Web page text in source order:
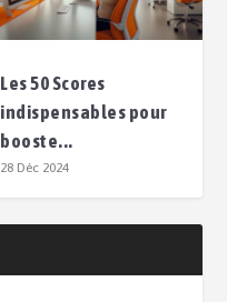
Les 50 Scores
indispensables pour
booste...
28 Déc 2024